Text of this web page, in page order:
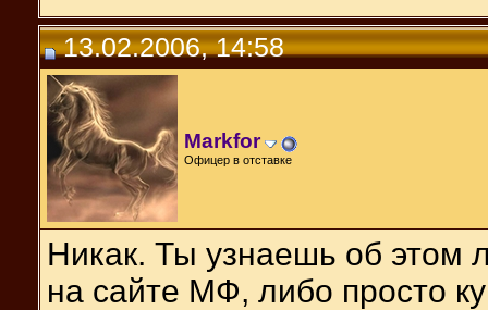
13.02.2006, 14:58
Markfor
Офицер в отставке
Никак. Ты узнаешь об этом
на сайте МФ, либо просто